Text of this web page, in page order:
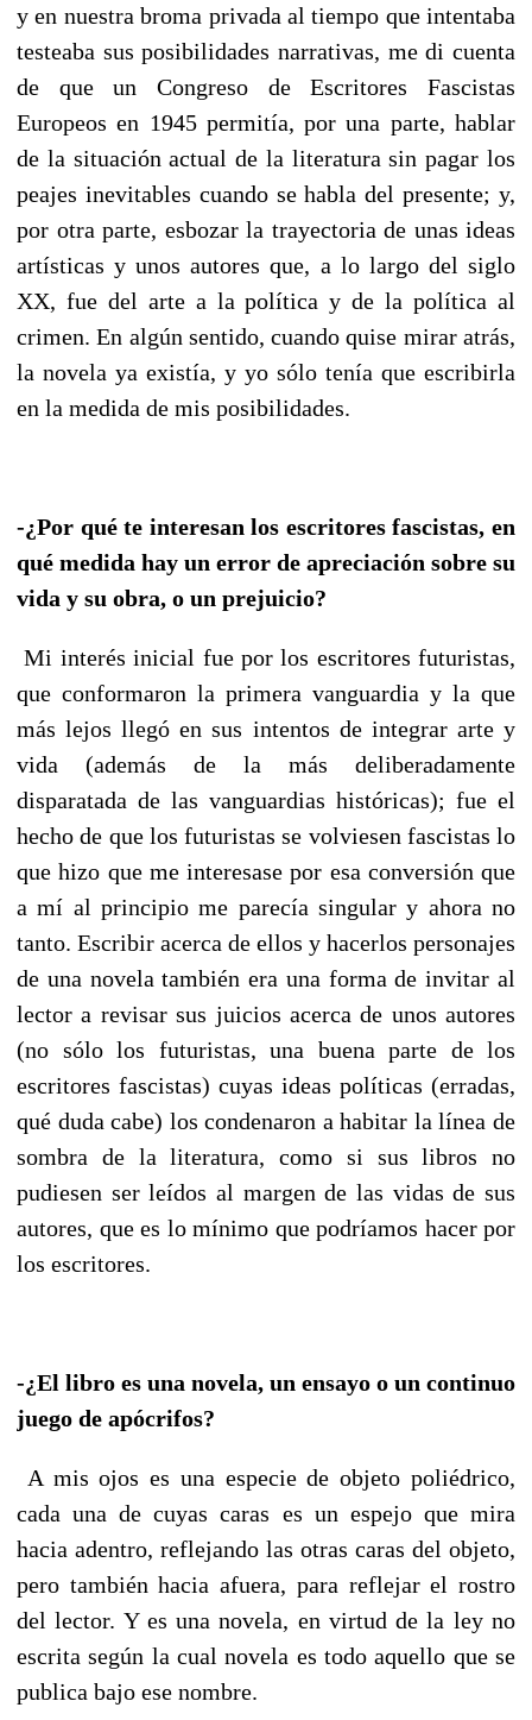
y en nuestra broma privada al tiempo que intentaba
testeaba sus posibilidades narrativas, me di cuenta
de que un Congreso de Escritores Fascistas
Europeos en 1945 permitía, por una parte, hablar
de la situación actual de la literatura sin pagar los
peajes inevitables cuando se habla del presente; y,
por otra parte, esbozar la trayectoria de unas ideas
artísticas y unos autores que, a lo largo del siglo
XX, fue del arte a la política y de la política al
crimen. En algún sentido, cuando quise mirar atrás,
la novela ya existía, y yo sólo tenía que escribirla
en la medida de mis posibilidades.
-¿Por qué te interesan los escritores fascistas, en
qué medida hay un error de apreciación sobre su
vida y su obra, o un prejuicio?
Mi interés inicial fue por los escritores futuristas,
que conformaron la primera vanguardia y la que
más lejos llegó en sus intentos de integrar arte y
vida (además de la más deliberadamente
disparatada de las vanguardias históricas); fue el
hecho de que los futuristas se volviesen fascistas lo
que hizo que me interesase por esa conversión que
a mí al principio me parecía singular y ahora no
tanto. Escribir acerca de ellos y hacerlos personajes
de una novela también era una forma de invitar al
lector a revisar sus juicios acerca de unos autores
(no sólo los futuristas, una buena parte de los
escritores fascistas) cuyas ideas políticas (erradas,
qué duda cabe) los condenaron a habitar la línea de
sombra de la literatura, como si sus libros no
pudiesen ser leídos al margen de las vidas de sus
autores, que es lo mínimo que podríamos hacer por
los escritores.
-¿El libro es una novela, un ensayo o un continuo
juego de apócrifos?
A mis ojos es una especie de objeto poliédrico,
cada una de cuyas caras es un espejo que mira
hacia adentro, reflejando las otras caras del objeto,
pero también hacia afuera, para reflejar el rostro
del lector. Y es una novela, en virtud de la ley no
escrita según la cual novela es todo aquello que se
publica bajo ese nombre.